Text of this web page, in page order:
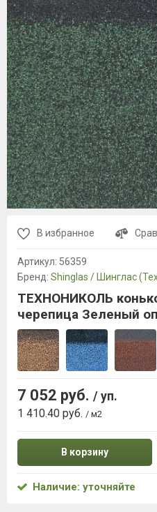
В избранное
Артикул: 56359
Бренд: Shinglas / Шинглас
ТЕХНОНИКОЛЬ
черепица Зеленый
7 052 руб. / уп.
1 410.40 руб. / м2
В корзину
Наличие: уточняйте